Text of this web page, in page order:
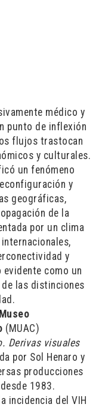
médico y
punto de inflexión
flujos trastocan
y culturales.
un fenómeno
y
geográficas,
de la
por un clima
y
como un
las distinciones
(MUAC)
Derivas visuales
por Sol Henaro y
producciones
1983.
incidencia del VIH